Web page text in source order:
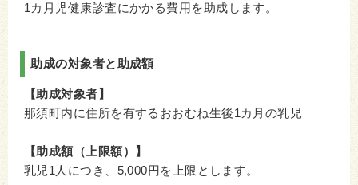
1カ月児健康診査にかかる費用を助成します。
助成の対象者と助成額
【助成対象者】
那須町内に住所を有するおおむね生後1カ月の乳児
【助成額（上限額）】
乳児1人につき、5,000円を上限とします。